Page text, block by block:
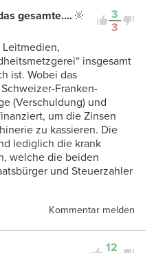
3
3
gesamte....
Leitmedien,
insgesamt
ist. Wobei das
Franken-
(Verschuldung) und
um die Zinsen
zu kassieren. Die
lediglich die krank
welche die beiden
und Steuerzahler
Kommentar melden
12